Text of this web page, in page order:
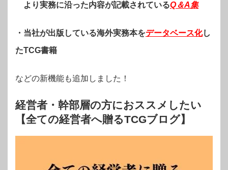
より実務に沿った内容が記載されているQ＆A集
・当社が出版している海外実務本をデータベース化し
たTCG書籍
などの新機能も追加しました！
経営者・幹部層の方におススメしたい
【全ての経営者へ贈るTCGブログ】